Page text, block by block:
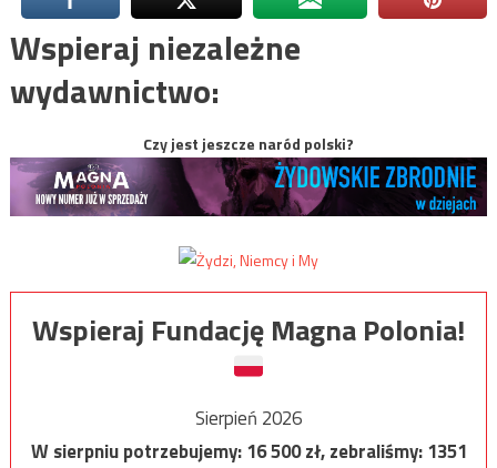
Wspieraj niezależne
wydawnictwo:
Czy jest jeszcze naród polski?
Wspieraj Fundację Magna Polonia!
Sierpień 2026
W sierpniu potrzebujemy:16 500zł, zebraliśmy:1351